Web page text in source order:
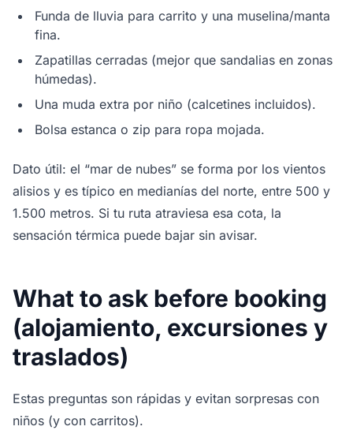
Funda de lluvia para carrito y una muselina/manta
fina.
Zapatillas cerradas (mejor que sandalias en zonas
húmedas).
Una muda extra por niño (calcetines incluidos).
Bolsa estanca o zip para ropa mojada.
Dato útil: el “mar de nubes” se forma por los vientos
alisios y es típico en medianías del norte, entre 500 y
1.500 metros. Si tu ruta atraviesa esa cota, la
sensación térmica puede bajar sin avisar.
What to ask before booking
(alojamiento, excursiones y
traslados)
Estas preguntas son rápidas y evitan sorpresas con
niños (y con carritos).